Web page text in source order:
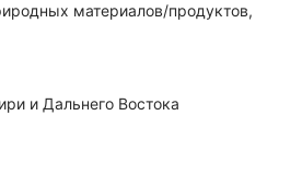
материалов/продуктов,
и Дальнего Востока